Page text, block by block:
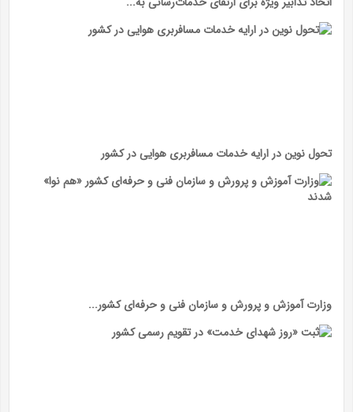
تحول نوین در ارایه خدمات مسافربری هوایی در کشور
وزارت آموزش و پرورش و سازمان فنی و حرفه‌ای کشور...